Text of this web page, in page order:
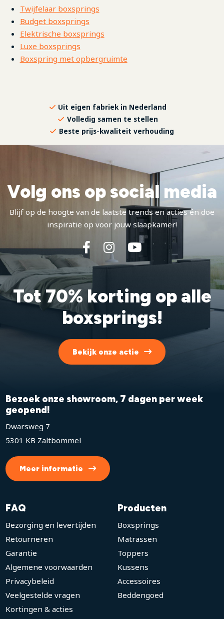
Twijfelaar boxsprings
Budget boxsprings
Elektrische boxsprings
Luxe boxsprings
Boxspring met opbergruimte
Uit eigen fabriek in Nederland
Volledig samen te stellen
Beste prijs-kwaliteit verhouding
Volg ons op social media
Blijf op de hoogte van de laatste trends en acties én doe
inspiratie op voor jouw slaapkamer!
Tot 70% korting op alle
boxsprings!
Bekijk onze actie
Bezoek onze showroom, 7 dagen per week
geopend!
Dwarsweg 7
5301 KB Zaltbommel
Meer informatie
FAQ
Bezorging en levertijden
Retourneren
Garantie
Algemene voorwaarden
Privacybeleid
Veelgestelde vragen
Kortingen & acties
Producten
Boxsprings
Matrassen
Toppers
Kussens
Accessoires
Beddengoed